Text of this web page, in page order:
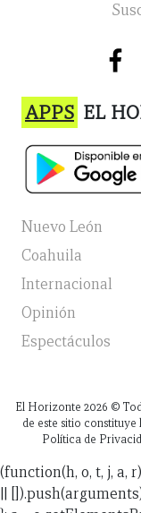
APPS EL
Nuevo León
Coahuila
Internacional
Opinión
Espectáculos
El Horizonte 2026 ©
de este sitio
Política de
(function(h, o, t, j, a,
||